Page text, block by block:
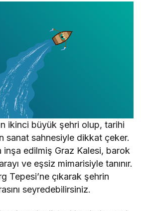
ikinci büyük şehri olup, tarihi
sanat sahnesiyle dikkat çeker.
inşa edilmiş Graz Kalesi, barok
ve eşsiz mimarisiyle tanınır.
Tepesi’ne çıkarak şehrin
seyredebilirsiniz.